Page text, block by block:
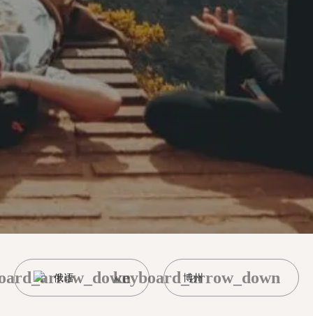
俄语 博州
keyboard_arrow_down